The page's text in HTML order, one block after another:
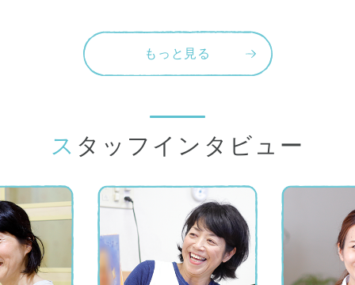
もっと見る
スタッフインタビュー